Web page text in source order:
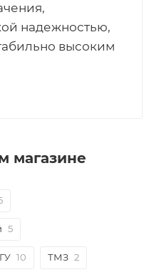
надежностью,
высоким
магазине
5
10 ТМЗ 2